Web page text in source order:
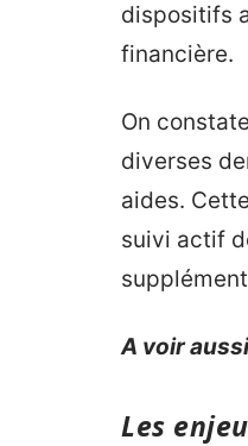
dispositifs
financière.
On
diverses
aides.
suivi actif
A voir
Les